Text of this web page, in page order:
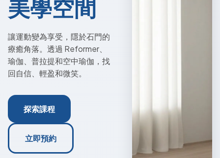
美學空間
讓運動變為享受，隱於石門的
療癒角落。透過 Reformer、
瑜伽、普拉提和空中瑜伽，找
回自信、輕盈和微笑。
探索課程
立即預約